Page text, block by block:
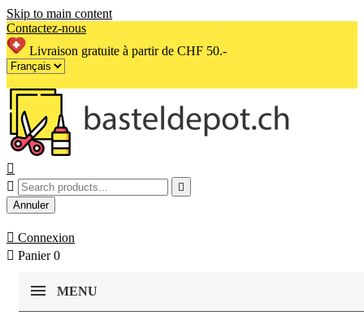
Skip to main content
Contactez-nous
Livraison gratuite à partir de CHF 50.-



Annuler
 Connexion
 Panier 0
MENU